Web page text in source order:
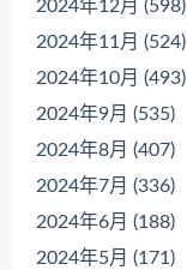
2024年12月 (598)
2024年11月 (524)
2024年10月 (493)
2024年9月 (535)
2024年8月 (407)
2024年7月 (336)
2024年6月 (188)
2024年5月 (171)